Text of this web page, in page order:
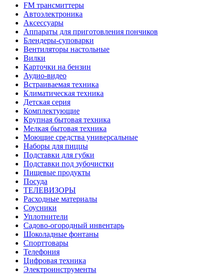
FM трансмиттеры
Автоэлектроника
Аксессуары
Аппараты для приготовления пончиков
Блендеры-суповарки
Вентиляторы настольные
Вилки
Карточки на бензин
Аудио-видео
Встраиваемая техника
Климатическая техника
Детская серия
Комплектующие
Крупная бытовая техника
Мелкая бытовая техника
Моющие средства универсальные
Наборы для пиццы
Подставки для губки
Подставки под зубочистки
Пищевые продукты
Посуда
ТЕЛЕВИЗОРЫ
Расходные материалы
Соусники
Уплотнители
Садово-огородный инвентарь
Шоколадные фонтаны
Спорттовары
Телефония
Цифровая техника
Электроинструменты